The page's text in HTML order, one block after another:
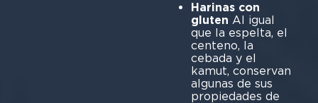
Harinas con
gluten Al igual
que la espelta, el
centeno, la
cebada y el
kamut, conservan
algunas de sus
propiedades de